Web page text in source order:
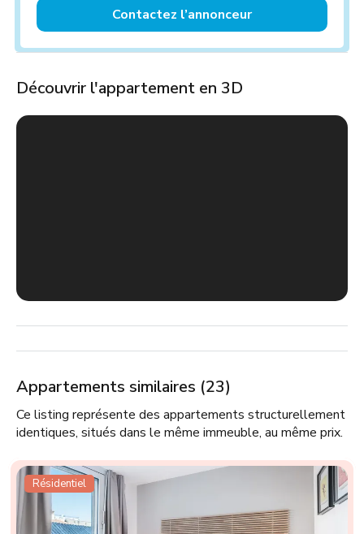
Contactez l’annonceur
Découvrir l'appartement en 3D
Appartements similaires (23)
Ce listing représente des appartements structurellement
identiques, situés dans le même immeuble, au même prix.
Résidentiel